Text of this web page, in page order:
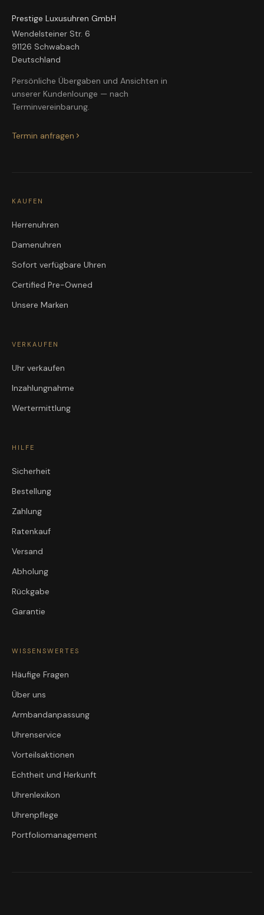
Prestige Luxusuhren GmbH
Wendelsteiner Str. 6
91126 Schwabach
Deutschland
Persönliche Übergaben und Ansichten in
unserer Kundenlounge — nach
Terminvereinbarung.
Termin anfragen
KAUFEN
Herrenuhren
Damenuhren
Sofort verfügbare Uhren
Certified Pre-Owned
Unsere Marken
VERKAUFEN
Uhr verkaufen
Inzahlungnahme
Wertermittlung
HILFE
Sicherheit
Bestellung
Zahlung
Ratenkauf
Versand
Abholung
Rückgabe
Garantie
WISSENSWERTES
Häufige Fragen
Über uns
Armbandanpassung
Uhrenservice
Vorteilsaktionen
Echtheit und Herkunft
Uhrenlexikon
Uhrenpflege
Portfoliomanagement